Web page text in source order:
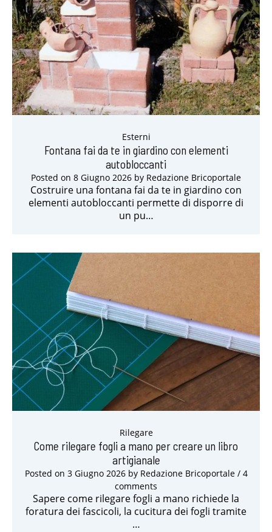
Esterni
Fontana fai da te in giardino con elementi
autobloccanti
Posted on 8 Giugno 2026 by Redazione Bricoportale
Costruire una fontana fai da te in giardino con
elementi autobloccanti permette di disporre di
un pu…
Rilegare
Come rilegare fogli a mano per creare un libro
artigianale
Posted on 3 Giugno 2026by Redazione Bricoportale/ 4
comments
Sapere come rilegare fogli a mano richiede la
foratura dei fascicoli, la cucitura dei fogli tramite
…